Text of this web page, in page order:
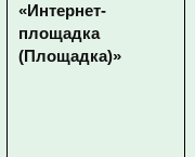
«Интернет-
площадка
(Площадка)»